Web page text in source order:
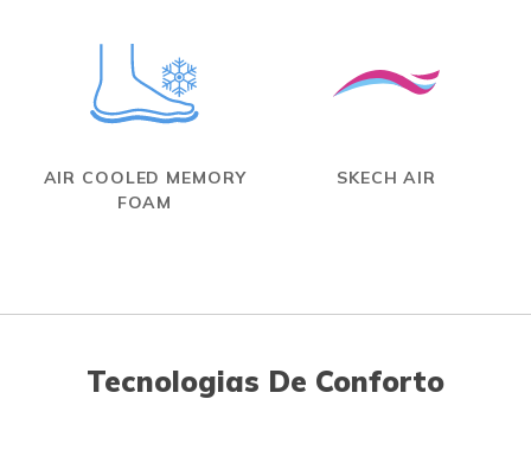
AIR COOLED MEMORY
FOAM
SKECH AIR
Tecnologias De Conforto